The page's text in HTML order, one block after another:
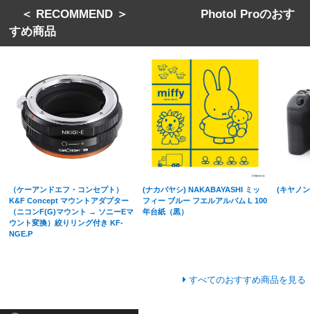
＜ RECOMMEND ＞ Photol Proのおす
すめ商品
（ケーアンドエフ・コンセプト）
K&F Concept マウントアダプター
（ニコンF(G)マウント → ソニーEマ
ウント変換）絞りリング付き KF-
NGE.P
(ナカバヤシ) NAKABAYASHI ミッ
フィー ブルー フエルアルバム L 100
年台紙（黒）
(キヤノ
すべてのおすすめ商品を見る